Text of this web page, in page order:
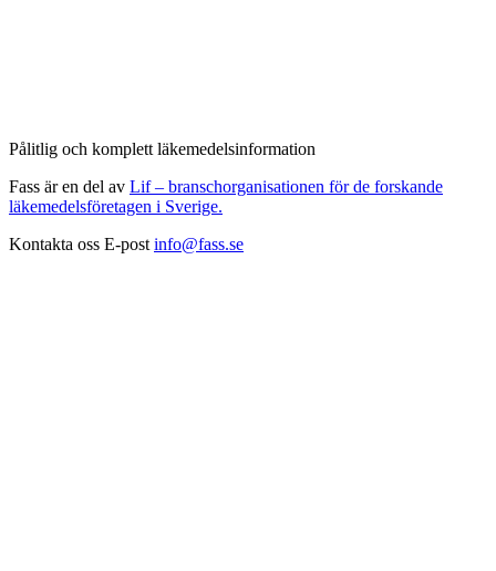
Pålitlig och komplett läkemedelsinformation
Fass är en del av Lif – branschorganisationen för de forskande
läkemedelsföretagen i Sverige.
Kontakta oss E-post info@fass.se